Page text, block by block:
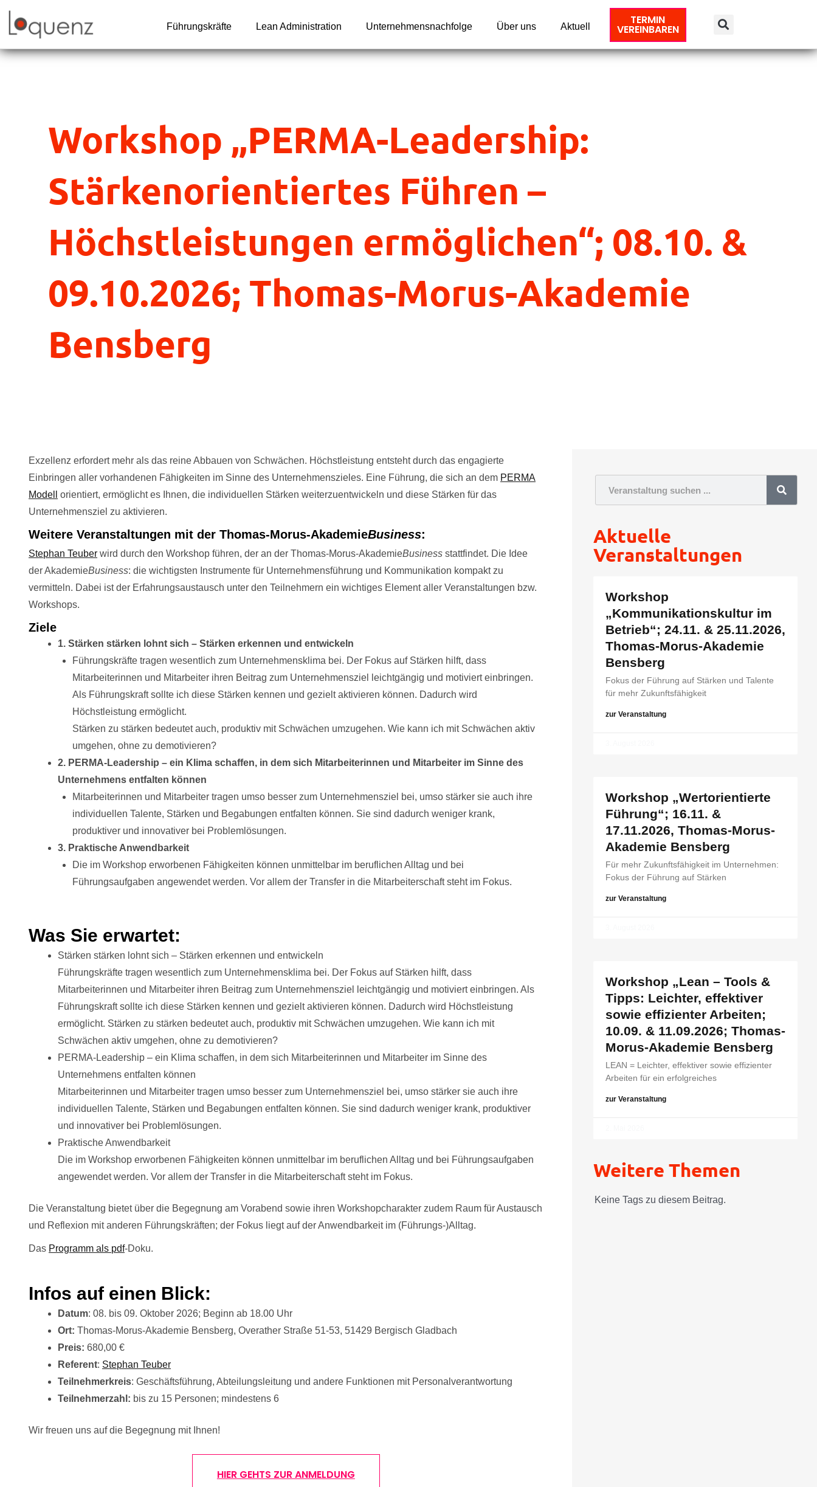
Inhalt
Führungskräfte Lean Administration Unternehmensnachfolge Über uns Aktuell TERMIN
VEREINBAREN
Workshop „PERMA-Leadership:
Stärkenorientiertes Führen –
Höchstleistungen ermöglichen“; 08.10. &
09.10.2026; Thomas-Morus-Akademie
Bensberg
Exzellenz erfordert mehr als das reine Abbauen von Schwächen. Höchstleistung entsteht durch das engagierte
Einbringen aller vorhandenen Fähigkeiten im Sinne des Unternehmenszieles. Eine Führung, die sich an dem PERMA
Modell
orientiert, ermöglicht es Ihnen, die individuellen Stärken weiterzuentwickeln und diese Stärken für das
Unternehmensziel zu aktivieren.
Weitere Veranstaltungen mit der Thomas-Morus-AkademieBusiness:
Stephan Teuber wird durch den Workshop führen, der an der Thomas-Morus-AkademieBusiness stattfindet. Die Idee
der AkademieBusiness: die wichtigsten Instrumente für Unternehmensführung und Kommunikation kompakt zu
vermitteln. Dabei ist der Erfahrungsaustausch unter den Teilnehmern ein wichtiges Element aller Veranstaltungen bzw.
Workshops.
Ziele
1. Stärken stärken lohnt sich – Stärken erkennen und entwickeln
Führungskräfte tragen wesentlich zum Unternehmensklima bei. Der Fokus auf Stärken hilft, dass
Mitarbeiterinnen und Mitarbeiter ihren Beitrag zum Unternehmensziel leichtgängig und motiviert einbringen.
Als Führungskraft sollte ich diese Stärken kennen und gezielt aktivieren können. Dadurch wird
Höchstleistung ermöglicht.
Stärken zu stärken bedeutet auch, produktiv mit Schwächen umzugehen. Wie kann ich mit Schwächen aktiv
umgehen, ohne zu demotivieren?
2. PERMA-Leadership – ein Klima schaffen, in dem sich Mitarbeiterinnen und Mitarbeiter im Sinne des
Unternehmens entfalten können
Mitarbeiterinnen und Mitarbeiter tragen umso besser zum Unternehmensziel bei, umso stärker sie auch ihre
individuellen Talente, Stärken und Begabungen entfalten können. Sie sind dadurch weniger krank,
produktiver und innovativer bei Problemlösungen.
3. Praktische Anwendbarkeit
Die im Workshop erworbenen Fähigkeiten können unmittelbar im beruflichen Alltag und bei
Führungsaufgaben angewendet werden. Vor allem der Transfer in die Mitarbeiterschaft steht im Fokus.
Was Sie erwartet:
Stärken stärken lohnt sich – Stärken erkennen und entwickeln
Führungskräfte tragen wesentlich zum Unternehmensklima bei. Der Fokus auf Stärken hilft, dass
Mitarbeiterinnen und Mitarbeiter ihren Beitrag zum Unternehmensziel leichtgängig und motiviert einbringen. Als
Führungskraft sollte ich diese Stärken kennen und gezielt aktivieren können. Dadurch wird Höchstleistung
ermöglicht. Stärken zu stärken bedeutet auch, produktiv mit Schwächen umzugehen. Wie kann ich mit
Schwächen aktiv umgehen, ohne zu demotivieren?
PERMA-Leadership – ein Klima schaffen, in dem sich Mitarbeiterinnen und Mitarbeiter im Sinne des
Unternehmens entfalten können
Mitarbeiterinnen und Mitarbeiter tragen umso besser zum Unternehmensziel bei, umso stärker sie auch ihre
individuellen Talente, Stärken und Begabungen entfalten können. Sie sind dadurch weniger krank, produktiver
und innovativer bei Problemlösungen.
Praktische Anwendbarkeit
Die im Workshop erworbenen Fähigkeiten können unmittelbar im beruflichen Alltag und bei Führungsaufgaben
angewendet werden. Vor allem der Transfer in die Mitarbeiterschaft steht im Fokus.
Die Veranstaltung bietet über die Begegnung am Vorabend sowie ihren Workshopcharakter zudem Raum für Austausch
und Reflexion mit anderen Führungskräften; der Fokus liegt auf der Anwendbarkeit im (Führungs-)Alltag.
Das Programm als pdf-Doku.
Infos auf einen Blick:
Datum: 08. bis 09. Oktober 2026; Beginn ab 18.00 Uhr
Ort: Thomas-Morus-Akademie Bensberg, Overather Straße 51-53, 51429 Bergisch Gladbach
Preis: 680,00 €
Referent: Stephan Teuber
Teilnehmerkreis: Geschäftsführung, Abteilungsleitung und andere Funktionen mit Personalverantwortung
Teilnehmerzahl: bis zu 15 Personen; mindestens 6
Wir freuen uns auf die Begegnung mit Ihnen!
HIER GEHTS ZUR ANMELDUNG
Aktuelle
Veranstaltungen
Workshop
„Kommunikationskultur im
Betrieb“; 24.11. & 25.11.2026,
Thomas-Morus-Akademie
Bensberg
Fokus der Führung auf Stärken und Talente
für mehr Zukunftsfähigkeit
zur Veranstaltung
Workshop „Wertorientierte
Führung“; 16.11. &
17.11.2026, Thomas-Morus-
Akademie Bensberg
Für mehr Zukunftsfähigkeit im Unternehmen:
Fokus der Führung auf Stärken
zur Veranstaltung
Workshop „Lean – Tools &
Tipps: Leichter, effektiver
sowie effizienter Arbeiten;
10.09. & 11.09.2026; Thomas-
Morus-Akademie Bensberg
LEAN = Leichter, effektiver sowie effizienter
Arbeiten für ein erfolgreiches
zur Veranstaltung
Weitere Themen
Keine Tags zu diesem Beitrag.